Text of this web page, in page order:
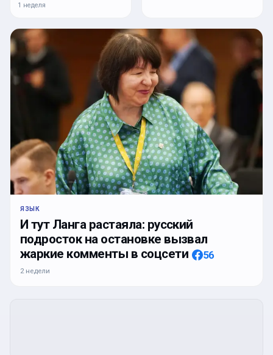
1 неделя
ЯЗЫК
И тут Ланга растаяла: русский
подросток на остановке вызвал
жаркие комменты в соцсети
56
2 недели